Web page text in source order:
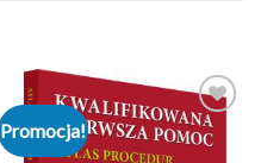
Promocja!